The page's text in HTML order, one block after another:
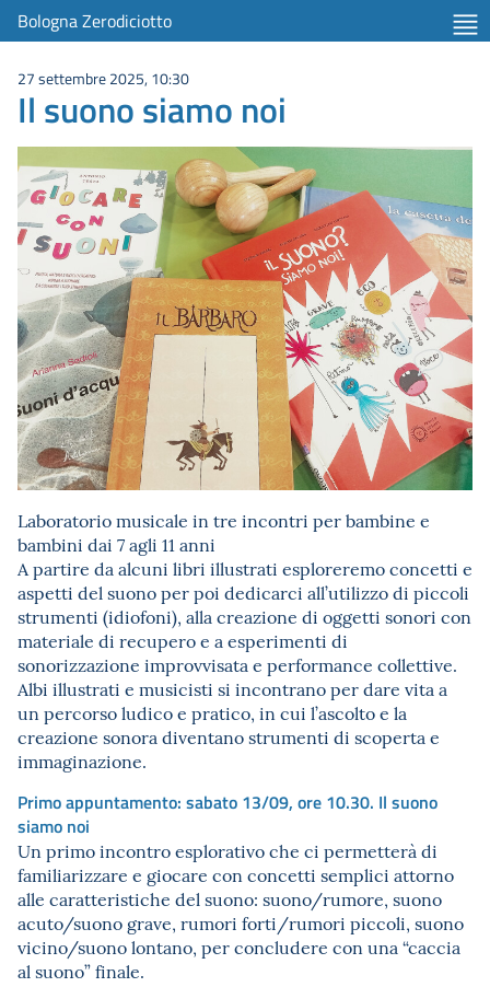
Bologna Zerodiciotto
27 settembre 2025, 10:30
Il suono siamo noi
Laboratorio musicale in tre incontri per bambine e
bambini dai 7 agli 11 anni
A partire da alcuni libri illustrati esploreremo concetti e
aspetti del suono per poi dedicarci all’utilizzo di piccoli
strumenti (idiofoni), alla creazione di oggetti sonori con
materiale di recupero e a esperimenti di
sonorizzazione improvvisata e performance collettive.
Albi illustrati e musicisti si incontrano per dare vita a
un percorso ludico e pratico, in cui l’ascolto e la
creazione sonora diventano strumenti di scoperta e
immaginazione.
Primo appuntamento: sabato 13/09, ore 10.30. Il suono
siamo noi
Un primo incontro esplorativo che ci permetterà di
familiarizzare e giocare con concetti semplici attorno
alle caratteristiche del suono: suono/rumore, suono
acuto/suono grave, rumori forti/rumori piccoli, suono
vicino/suono lontano, per concludere con una “caccia
al suono” finale.